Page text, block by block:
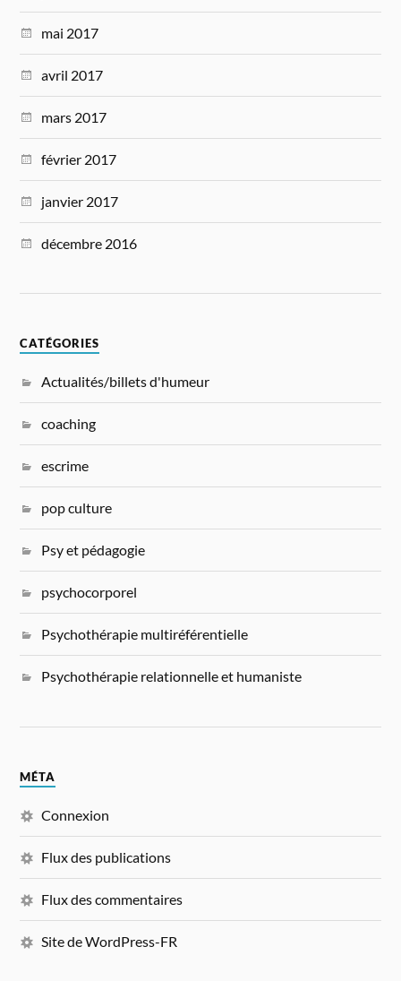
mai 2017
avril 2017
mars 2017
février 2017
janvier 2017
décembre 2016
CATÉGORIES
Actualités/billets d'humeur
coaching
escrime
pop culture
Psy et pédagogie
psychocorporel
Psychothérapie multiréférentielle
Psychothérapie relationnelle et humaniste
MÉTA
Connexion
Flux des publications
Flux des commentaires
Site de WordPress-FR